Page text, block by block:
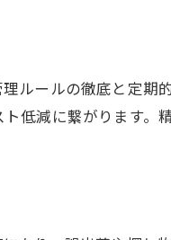
ルールの徹底と定期
低減に繋がります。